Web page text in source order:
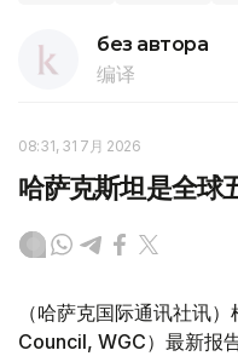
без автора
编译
08:31, 31 7月 2026
哈萨克斯坦是全球
（哈萨克国际通讯社讯
Council, WGC）最新报